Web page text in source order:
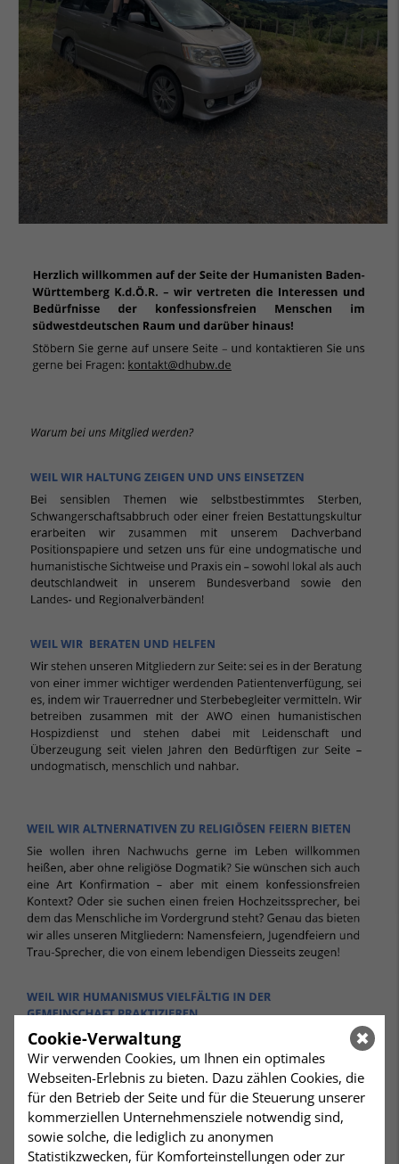
Cookie-Verwaltung
Wir verwenden Cookies, um Ihnen ein optimales
Webseiten-Erlebnis zu bieten. Dazu zählen Cookies, die
für den Betrieb der Seite und für die Steuerung unserer
kommerziellen Unternehmensziele notwendig sind,
sowie solche, die lediglich zu anonymen
Statistikzwecken, für Komforteinstellungen oder zur